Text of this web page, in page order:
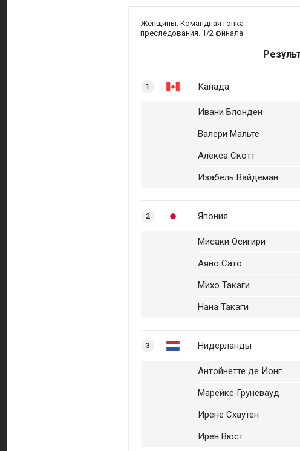
Женщины. Командная гонка
преследования. 1/2 финала
1 Канада
Ивани Блонден
Валери Мальте
Алекса Скотт
Изабель Вайдеман
2 Япония
Мисаки Осигири
Аяно Сато
Михо Такаги
Нана Такаги
3 Нидерланды
Антойнетте де Йонг
Марейке Груневауд
Ирене Схаутен
Ирен Вюст